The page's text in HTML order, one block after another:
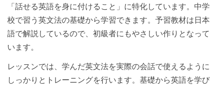
「話せる英語を身に付けること」に特化しています。中学
校で習う英文法の基礎から学習できます。予習教材は日本
語で解説しているので、初級者にもやさしい作りとなって
います。
レッスンでは、学んだ英文法を実際の会話で使えるように
しっかりとトレーニングを行います。基礎から英語を学び